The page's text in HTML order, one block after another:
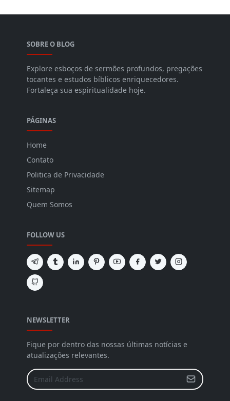
SOBRE O BLOG
Explore esboços de sermões profundos, pregações
tocantes e estudos bíblicos enriquecedores.
Fortaleça sua espiritualidade hoje.
PÁGINAS
Home
Contato
Politica de Privacidade
Sitemap
Quem Somos
FOLLOW US
NEWSLETTER
Fique por dentro das nossas últimas notícias e
atualizações relevantes.